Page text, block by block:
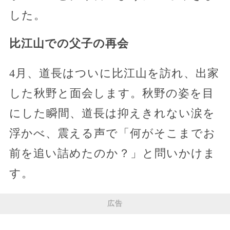
した。
比江山での父子の再会
4月、道長はついに比江山を訪れ、出家
した秋野と面会します。秋野の姿を目
にした瞬間、道長は抑えきれない涙を
浮かべ、震える声で「何がそこまでお
前を追い詰めたのか？」と問いかけま
す。
広告